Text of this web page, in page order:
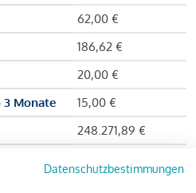
62,00 €
186,62 €
20,00 €
Monate
15,00 €
248.271,89 €
Datenschutzbestimmungen